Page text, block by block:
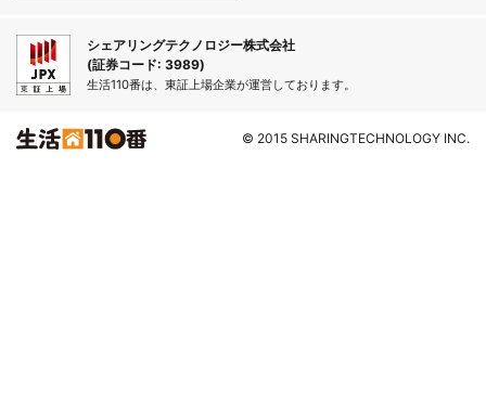
シェアリングテクノロジー株式会社
(証券コード: 3989)
生活110番は、東証上場企業が運営しております。
© 2015 SHARINGTECHNOLOGY INC.